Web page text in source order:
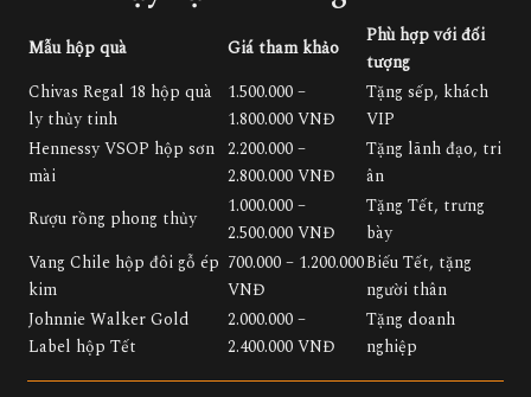
Mẫu hộp quà Giá tham khảo
Phù hợp với đối
tượng
Chivas Regal 18 hộp quà
ly thủy tinh
1.500.000 –
1.800.000 VNĐ
Tặng sếp, khách
VIP
Hennessy VSOP hộp sơn
mài
2.200.000 –
2.800.000 VNĐ
Tặng lãnh đạo, tri
ân
Rượu rồng phong thủy
1.000.000 –
2.500.000 VNĐ
Tặng Tết, trưng
bày
Vang Chile hộp đôi gỗ ép
kim
700.000 – 1.200.000
VNĐ
Biếu Tết, tặng
người thân
Johnnie Walker Gold
Label hộp Tết
2.000.000 –
2.400.000 VNĐ
Tặng doanh
nghiệp